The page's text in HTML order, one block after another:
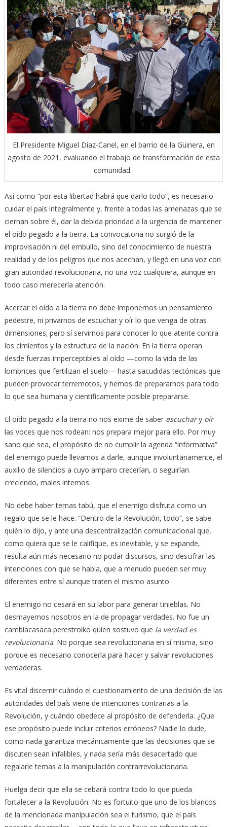
El Presidente Miguel Díaz-Canel, en el barrio de la Güinera, en
agosto de 2021, evaluando el trabajo de transformación de esta
comunidad.
Así como “por esta libertad habrá que darlo todo”, es necesario
cuidar el país integralmente y, frente a todas las amenazas que se
ciernan sobre él, dar la debida prioridad a la urgencia de mantener
el oído pegado a la tierra. La convocatoria no surgió de la
improvisación ni del embullo, sino del conocimiento de nuestra
realidad y de los peligros que nos acechan, y llegó en una voz con
gran autoridad revolucionaria, no una voz cualquiera, aunque en
todo caso merecería atención.
Acercar el oído a la tierra no debe imponernos un pensamiento
pedestre, ni privarnos de escuchar y oír lo que venga de otras
dimensiones; pero sí servirnos para conocer lo que atente contra
los cimientos y la estructura de la nación. En la tierra operan
desde fuerzas imperceptibles al oído —como la vida de las
lombrices que fertilizan el suelo— hasta sacudidas tectónicas que
pueden provocar terremotos, y hemos de prepararnos para todo
lo que sea humana y científicamente posible prepararse.
El oído pegado a la tierra no nos exime de saber escuchary oír
las voces que nos rodean: nos prepara mejor para ello. Por muy
sano que sea, el propósito de no cumplir la agenda “informativa”
del enemigo puede llevarnos a darle, aunque involuntariamente, el
auxilio de silencios a cuyo amparo crecerían, o seguirían
creciendo, males internos.
No debe haber temas tabú, que el enemigo disfruta como un
regalo que se le hace. “Dentro de la Revolución, todo”, se sabe
quién lo dijo, y ante una descentralización comunicacional que,
como quiera que se le califique, es inevitable, y se expande,
resulta aún más necesario no podar discursos, sino descifrar las
intenciones con que se habla, que a menudo pueden ser muy
diferentes entre sí aunque traten el mismo asunto.
El enemigo no cesará en su labor para generar tinieblas. No
desmayemos nosotros en la de propagar verdades. No fue un
cambiacasaca perestroiko quien sostuvo que la verdad es
revolucionaria. No porque sea revolucionaria en sí misma, sino
porque es necesario conocerla para hacer y salvar revoluciones
verdaderas.
Es vital discernir cuándo el cuestionamiento de una decisión de las
autoridades del país viene de intenciones contrarias a la
Revolución, y cuándo obedece al propósito de defenderla. ¿Que
ese propósito puede incluir criterios erróneos? Nadie lo dude,
como nada garantiza mecánicamente que las decisiones que se
discuten sean infalibles, y nada sería más desacertado que
regalarle temas a la manipulación contrarrevolucionaria.
Huelga decir que ella se cebará contra todo lo que pueda
fortalecer a la Revolución. No es fortuito que uno de los blancos
de la mencionada manipulación sea el turismo, que el país